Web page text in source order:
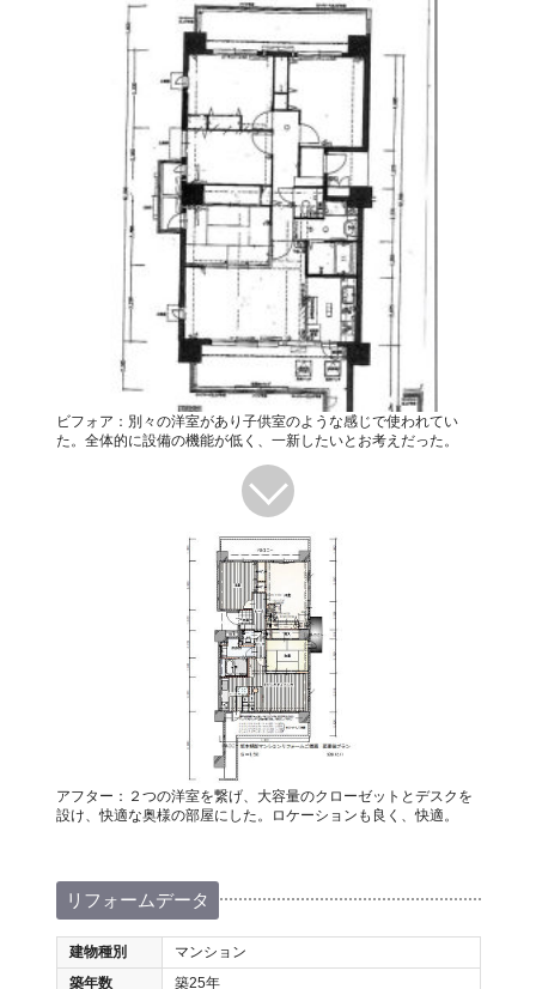
ビフォア：別々の洋室があり子供室のような感じで使われてい
た。全体的に設備の機能が低く、一新したいとお考えだった。
アフター：２つの洋室を繋げ、大容量のクローゼットとデスクを
設け、快適な奥様の部屋にした。ロケーションも良く、快適。
リフォームデータ
建物種別
マンション
築年数
築25年